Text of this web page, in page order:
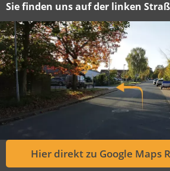
Sie finden uns auf der linken
Hier direkt zu Google Maps